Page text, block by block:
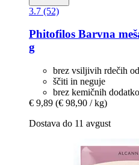
3.7 (52)
Phitofilos Barvna
g
brez vsiljivih rdečih
ščiti in neguje
brez kemičnih
€ 9,89 (€ 98,90 / kg)
Dostava do 11 avgust